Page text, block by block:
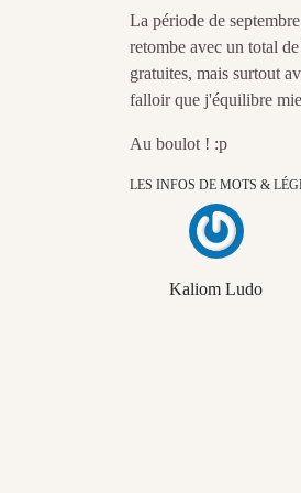
La période de
retombe avec un total
gratuites, mais surtout
falloir que j'équilibre
Au boulot ! :p
LES INFOS DE MOTS &
Kaliom Ludo